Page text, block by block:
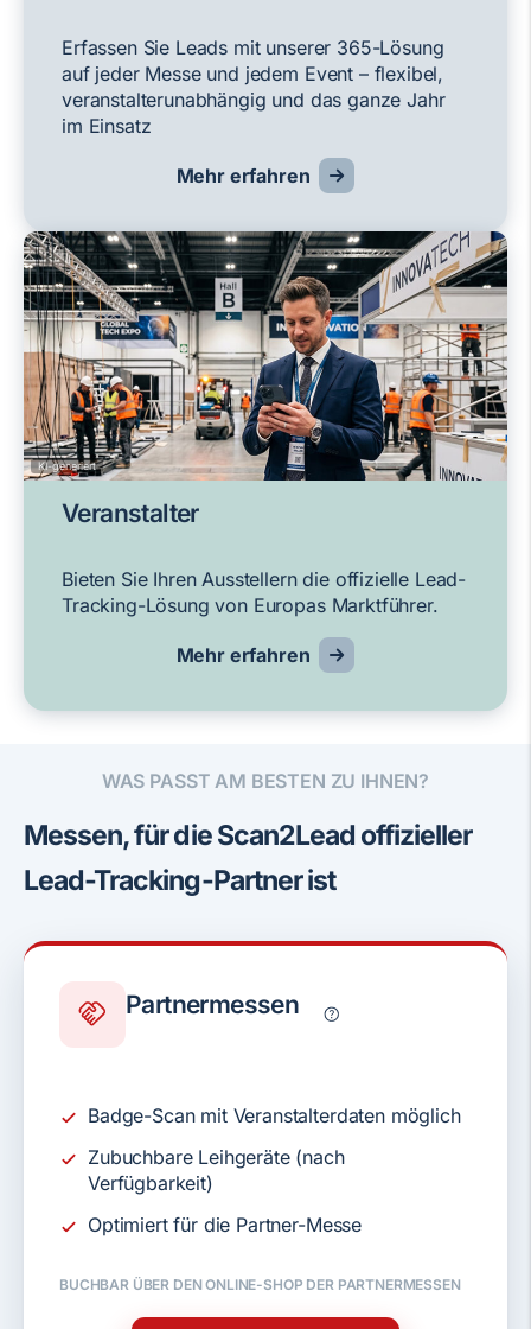
Erfassen Sie Leads mit unserer 365-Lösung
auf jeder Messe und jedem Event – flexibel,
veranstalterunabhängig und das ganze Jahr
im Einsatz
Mehr erfahren
KI-generiert
Veranstalter
Bieten Sie Ihren Ausstellern die offizielle Lead-
Tracking-Lösung von Europas Marktführer.
Mehr erfahren
WAS PASST AM BESTEN ZU IHNEN?
Messen, für die Scan2Lead offizieller
Lead-Tracking-Partner ist
Partner­messen
Badge-Scan mit Veranstalterdaten möglich
Zubuchbare Leihgeräte (nach
Verfügbarkeit)
Optimiert für die Partner-Messe
BUCHBAR ÜBER DEN ONLINE-SHOP DER PARTNERMESSEN